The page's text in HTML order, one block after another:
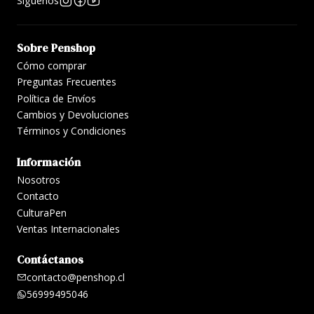
Sobre Penshop
Cómo comprar
Preguntas Frecuentes
Política de Envíos
Cambios y Devoluciones
Términos y Condiciones
Información
Nosotros
Contacto
CulturaPen
Ventas Internacionales
Contáctanos
contacto@penshop.cl
56999495046